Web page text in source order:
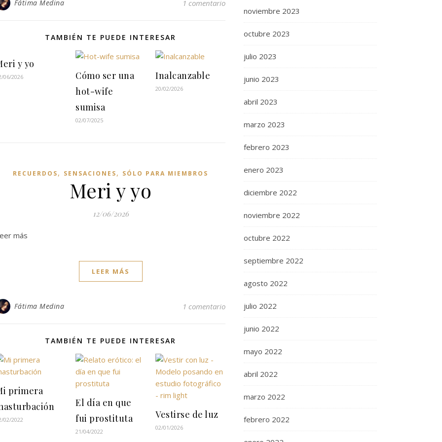
Fátima Medina 1 comentario
TAMBIÉN TE PUEDE INTERESAR
y yo
06/2026
Cómo ser una
hot-wife
sumisa
02/07/2025
Inalcanzable
20/02/2026
RECUERDOS, SENSACIONES, SÓLO PARA MIEMBROS
Meri y yo
12/06/2026
más
LEER MÁS
Fátima Medina 1 comentario
TAMBIÉN TE PUEDE INTERESAR
primera
02/2022
El día en que
fui prostituta
21/04/2022
Vestirse de luz
02/01/2026
noviembre 2023
octubre 2023
julio 2023
junio 2023
abril 2023
marzo 2023
febrero 2023
enero 2023
diciembre 2022
noviembre 2022
octubre 2022
septiembre 2022
agosto 2022
julio 2022
junio 2022
mayo 2022
abril 2022
marzo 2022
febrero 2022